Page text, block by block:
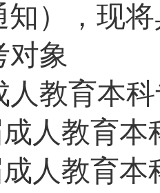
知），现
对象
人教育本
成人教育本
成人教育本